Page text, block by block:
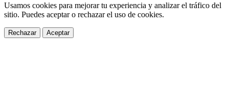
Usamos cookies para mejorar tu experiencia y analizar el tráfico del
sitio. Puedes aceptar o rechazar el uso de cookies.
Rechazar Aceptar